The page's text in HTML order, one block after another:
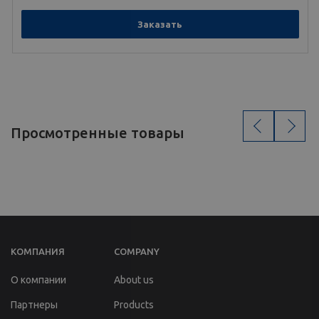
Заказать
Просмотренные товары ‹ ›
КОМПАНИЯ
О компании
Партнеры
COMPANY
About us
Products